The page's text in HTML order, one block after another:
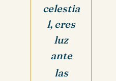
celestia
l, eres
luz
ante
las